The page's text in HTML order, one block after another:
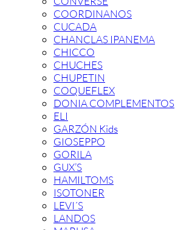
COORDINANOS
CUCADA
CHANCLAS IPANEMA
CHICCO
CHUCHES
CHUPETIN
COQUEFLEX
DONIA COMPLEMENTOS
ELI
GARZÓN Kids
GIOSEPPO
GORILA
GUX’S
HAMILTOMS
ISOTONER
LEVI´S
LANDOS